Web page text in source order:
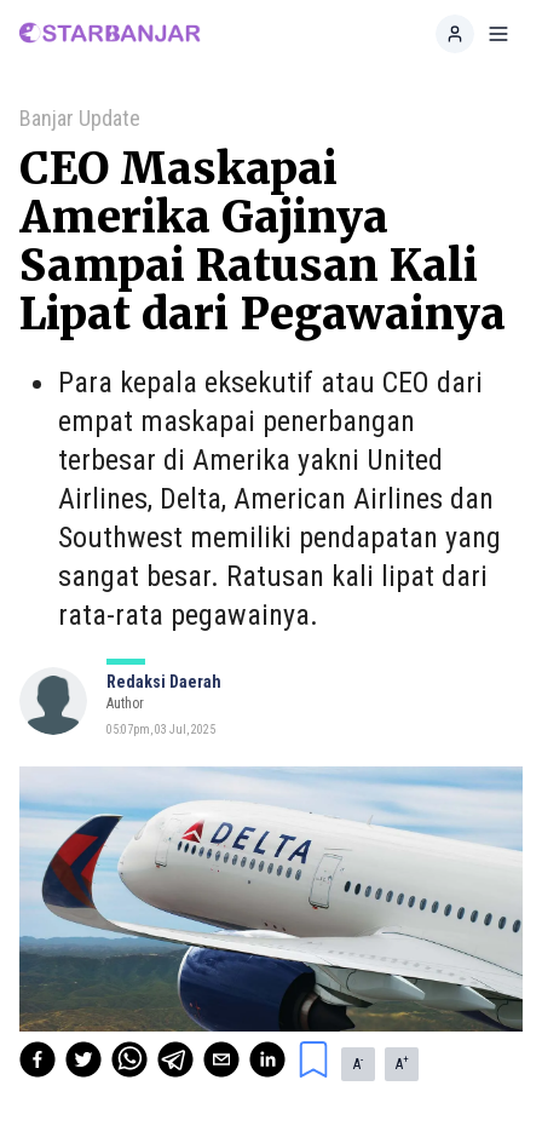
Home
Banjar Update
CEO Maskapai
Amerika Gajinya
Sampai Ratusan Kali
Lipat dari Pegawainya
Para kepala eksekutif atau CEO dari
empat maskapai penerbangan
terbesar di Amerika yakni United
Airlines, Delta, American Airlines dan
Southwest memiliki pendapatan yang
sangat besar. Ratusan kali lipat dari
rata-rata pegawainya.
Redaksi Daerah
Author
05:07pm, 03 Jul, 2025
A- A+